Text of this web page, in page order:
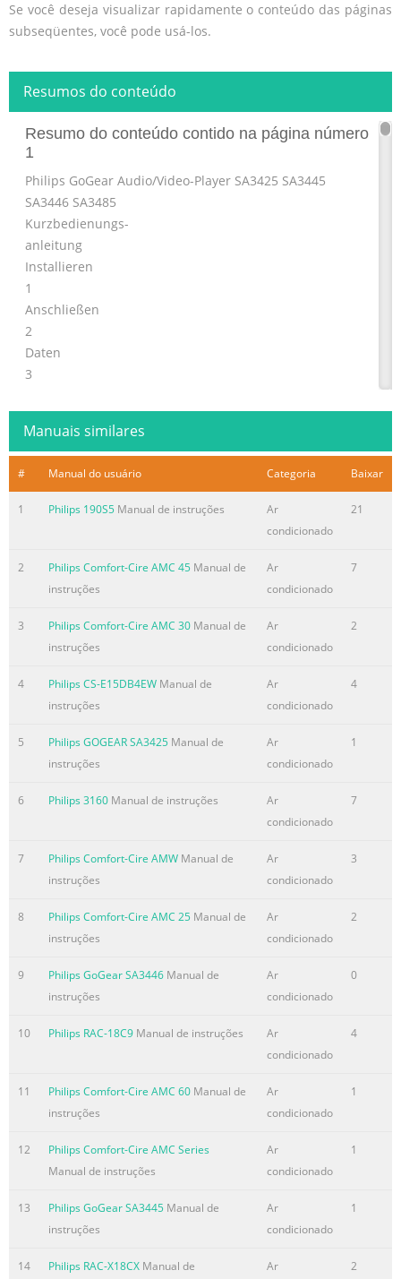
Se você deseja visualizar rapidamente o conteúdo das páginas
subseqüentes, você pode usá-los.
Resumos do conteúdo
Resumo do conteúdo contido na página número
1
Philips GoGear Audio/Video-Player SA3425 SA3445
SA3446 SA3485
Kurzbedienungs-
anleitung
Installieren
1
Anschließen
2
Daten
3
Los geht’s -
4
Musik hören!
Resumo do conteúdo contido na página número
Support? Besuchen Sie www.philips.com/welcome für
ausführliches Support-Material wie Bedienungsanleitung,
Flash Tutorial, die jeweils neuesten verfügbaren
häufig gestellte Fragen (FAQs).
Need help? Look up our Support Centre website
Web de notre centre d’assistance à l’adresse
www.philips.com/welcome
Resumo do conteúdo contido na página número
¿Necesita ayuda? Consulte nuestra página Web de
Soporte técnico, www.philips.com/welcome Support?
www.philips.com/welcome
Resumo do conteúdo contido na página número
Inhaltsangabe DE 44 Benutzerhandbuch? 44 Registrieren
45 Verpackungsinhalt 46 Übersicht über
Bedienungselemente und Anschlüsse 47 Installieren 47
Anschließen und Laden 47 An PC anschließen 48 Anzeige
der Batteriekapazität auf Ihrem Player 48 Daten
Übertragen von Videodateien 51 Los geht's - Musik hören!
51 Ein-/Ausschalten 51 Hauptmenü 51 Navigation im und
Resumo do conteúdo contido na página número
Benutzerhandbuch? Ein ausführliches
Manuais similares
# Manual do usuário Categoria Baixar
1 Philips 190S5 Manual de instruções
Ar
condicionado
21
2 Philips Comfort-Cire AMC 45 Manual de
instruções
Ar
condicionado
7
3 Philips Comfort-Cire AMC 30 Manual de
instruções
Ar
condicionado
2
4 Philips CS-E15DB4EW Manual de
instruções
Ar
condicionado
4
5 Philips GOGEAR SA3425 Manual de
instruções
Ar
condicionado
1
6 Philips 3160 Manual de instruções
Ar
condicionado
7
7 Philips Comfort-Cire AMW Manual de
instruções
Ar
condicionado
3
8 Philips Comfort-Cire AMC 25 Manual de
instruções
Ar
condicionado
2
9 Philips GoGear SA3446 Manual de
instruções
Ar
condicionado
0
10 Philips RAC-18C9 Manual de instruções
Ar
condicionado
4
11 Philips Comfort-Cire AMC 60 Manual de
instruções
Ar
condicionado
1
12
Philips Comfort-Cire AMC Series
Manual de instruções
Ar
condicionado
1
13 Philips GoGear SA3445 Manual de
instruções
Ar
condicionado
1
14 Philips RAC-X18CX Manual de
Ar
2